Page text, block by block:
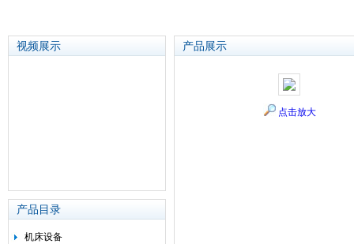
视频展示
产品目录
机床设备
产品展示
点击放大